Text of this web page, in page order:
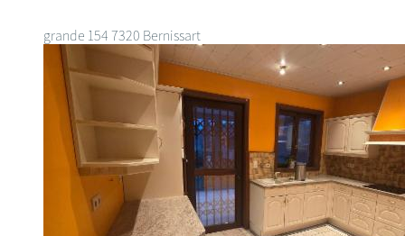
grande 154 7320 Bernissart